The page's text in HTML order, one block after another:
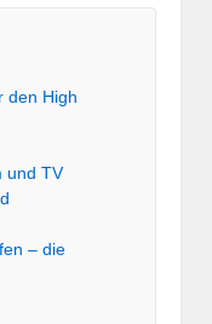
den High
und TV
– die